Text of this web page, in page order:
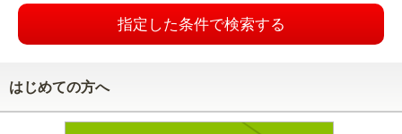
指定した条件で検索する
はじめての方へ